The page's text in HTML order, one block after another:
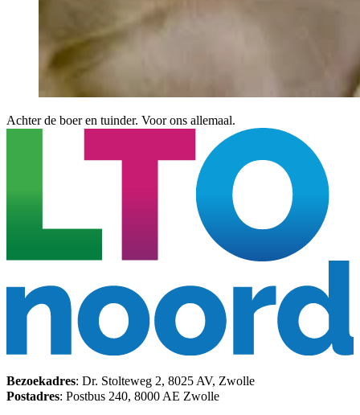
Achter de boer en tuinder. Voor ons allemaal.
Bezoekadres: Dr. Stolteweg 2, 8025 AV, Zwolle
Postadres: Postbus 240, 8000 AE Zwolle